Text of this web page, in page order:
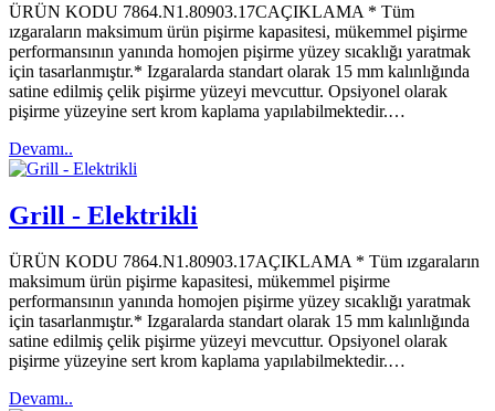
ÜRÜN KODU 7864.N1.80903.17CAÇIKLAMA * Tüm
ızgaraların maksimum ürün pişirme kapasitesi, mükemmel pişirme
performansının yanında homojen pişirme yüzey sıcaklığı yaratmak
için tasarlanmıştır.* Izgaralarda standart olarak 15 mm kalınlığında
satine edilmiş çelik pişirme yüzeyi mevcuttur. Opsiyonel olarak
pişirme yüzeyine sert krom kaplama yapılabilmektedir.…
Devamı..
Grill - Elektrikli
ÜRÜN KODU 7864.N1.80903.17AÇIKLAMA * Tüm ızgaraların
maksimum ürün pişirme kapasitesi, mükemmel pişirme
performansının yanında homojen pişirme yüzey sıcaklığı yaratmak
için tasarlanmıştır.* Izgaralarda standart olarak 15 mm kalınlığında
satine edilmiş çelik pişirme yüzeyi mevcuttur. Opsiyonel olarak
pişirme yüzeyine sert krom kaplama yapılabilmektedir.…
Devamı..